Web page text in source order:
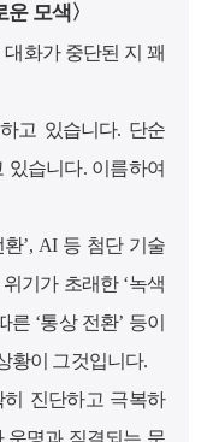
모색〉
화가 중단된 지 꽤
고 있습니다. 단순
있습니다. 이름하여
’, AI 등 첨단 기술
기가 초래한 ‘녹색
‘통상 전환’ 등이
황이 그것입니다.
진단하고 극복하
운명과 직결되는 문